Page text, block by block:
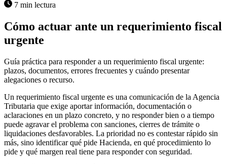
7 min lectura
Cómo actuar ante un requerimiento fiscal
urgente
Guía práctica para responder a un requerimiento fiscal urgente:
plazos, documentos, errores frecuentes y cuándo presentar
alegaciones o recurso.
Un requerimiento fiscal urgente es una comunicación de la Agencia
Tributaria que exige aportar información, documentación o
aclaraciones en un plazo concreto, y no responder bien o a tiempo
puede agravar el problema con sanciones, cierres de trámite o
liquidaciones desfavorables. La prioridad no es contestar rápido sin
más, sino identificar qué pide Hacienda, en qué procedimiento lo
pide y qué margen real tiene para responder con seguridad.